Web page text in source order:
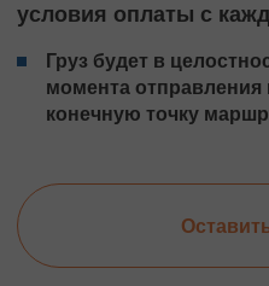
условия оплаты с
Груз будет в
момента
конечную точку